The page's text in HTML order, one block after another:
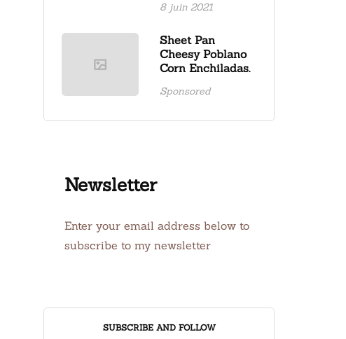
8 juin 2021
Sheet Pan
Cheesy Poblano
Corn Enchiladas.
Sponsored
Newsletter
Enter your email address below to
subscribe to my newsletter
SUBSCRIBE AND FOLLOW